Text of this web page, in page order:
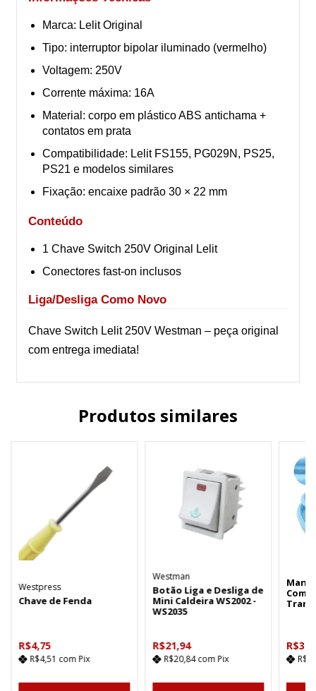
Marca: Lelit Original
Tipo: interruptor bipolar iluminado (vermelho)
Voltagem: 250V
Corrente máxima: 16A
Material: corpo em plástico ABS antichama +
contatos em prata
Compatibilidade: Lelit FS155, PG029N, PS25,
PS21 e modelos similares
Fixação: encaixe padrão 30 × 22 mm
Conteúdo
1 Chave Switch 250V Original Lelit
Conectores fast-on inclusos
Liga/Desliga Como Novo
Chave Switch Lelit 250V Westman – peça original
com entrega imediata!
Produtos similares
Westpress
Chave de Fenda
R$4,75
R$4,51 com Pix
Westman
Botão Liga e Desliga de
Mini Caldeira WS2002 -
WS2035
R$21,94
R$20,84com Pix
Com